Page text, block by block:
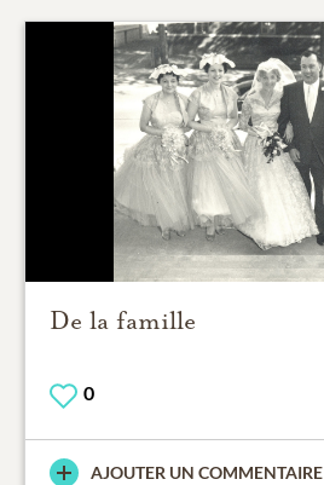
De la famille
0
AJOUTER UN COMMENTAIRE